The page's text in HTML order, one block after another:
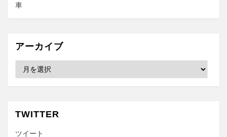
車
アーカイブ
ブ
TWITTER
ツイート